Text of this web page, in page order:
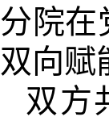
分院在
双向赋
双方